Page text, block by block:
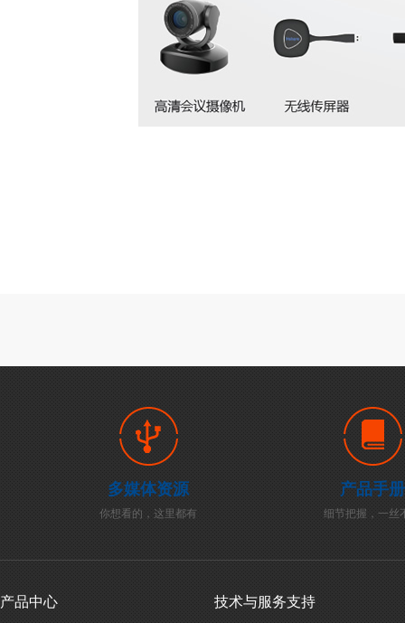
多媒体资源
你想看的，这里都有
产品手册
细节把握，一丝
产品中心 技术与服务支持